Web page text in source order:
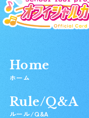
Home
ホーム
Rule/Q&A
ルール/Q&A